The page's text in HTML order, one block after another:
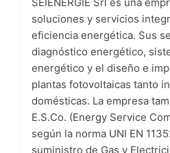
soluciones y servicios
eficiencia energética. Sus
diagnóstico energético,
energético y el diseño e
plantas fotovoltaicas tanto
domésticas. La empresa
E.S.Co. (Energy Service
según la norma UNI EN
suministro de Gas y